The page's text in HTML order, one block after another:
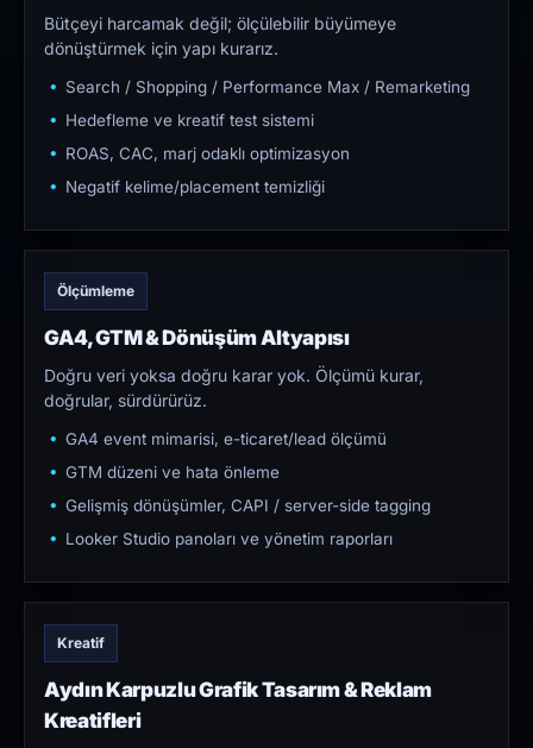
Bütçeyi harcamak değil; ölçülebilir büyümeye
dönüştürmek için yapı kurarız.
Search / Shopping / Performance Max / Remarketing
Hedefleme ve kreatif test sistemi
ROAS, CAC, marj odaklı optimizasyon
Negatif kelime/placement temizliği
Ölçümleme
GA4, GTM & Dönüşüm Altyapısı
Doğru veri yoksa doğru karar yok. Ölçümü kurar,
doğrular, sürdürürüz.
GA4 event mimarisi, e-ticaret/lead ölçümü
GTM düzeni ve hata önleme
Gelişmiş dönüşümler, CAPI / server-side tagging
Looker Studio panoları ve yönetim raporları
Kreatif
Aydın Karpuzlu Grafik Tasarım & Reklam
Kreatifleri